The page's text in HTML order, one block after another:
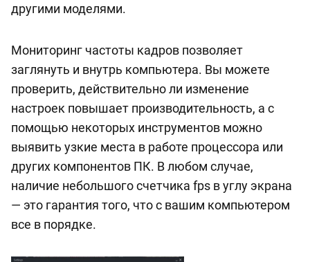
другими моделями.
Мониторинг частоты кадров позволяет
заглянуть и внутрь компьютера. Вы можете
проверить, действительно ли изменение
настроек повышает производительность, а с
помощью некоторых инструментов можно
выявить узкие места в работе процессора или
других компонентов ПК. В любом случае,
наличие небольшого счетчика fps в углу экрана
— это гарантия того, что с вашим компьютером
все в порядке.